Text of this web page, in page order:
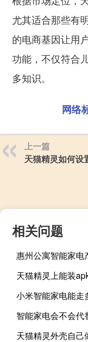
尤其适合那些有
的电商基因让用
功能，不仅符合
多知识。
网络
上一篇
天猫精灵如何设
相关问题
惠州公寓智能家电
天猫精灵上能装
小米智能家电能走
智能家电会不会代
天猫精灵外壳自己